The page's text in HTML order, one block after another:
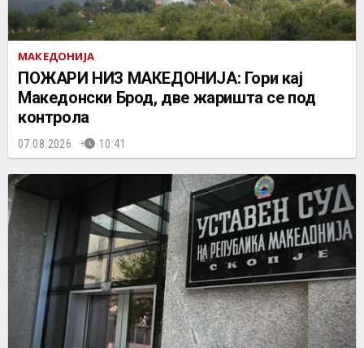
МАКЕДОНИЈА
ПОЖАРИ НИЗ МАКЕДОНИЈА: Гори кај
Македонски Брод, две жаришта се под
контрола
07.08.2026. 10:41